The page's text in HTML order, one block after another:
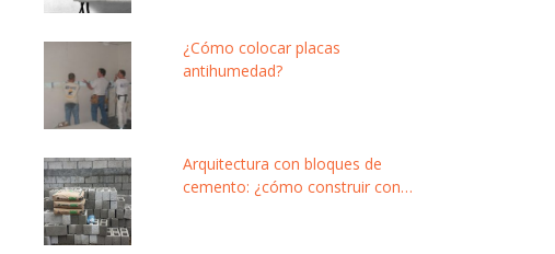
¿Cómo colocar placas
antihumedad?
Arquitectura con bloques de
cemento: ¿cómo construir con